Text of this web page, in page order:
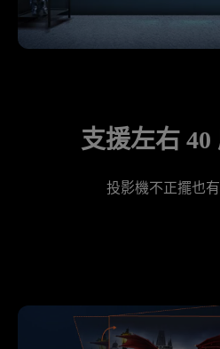
支援左右
投影機不正擺也